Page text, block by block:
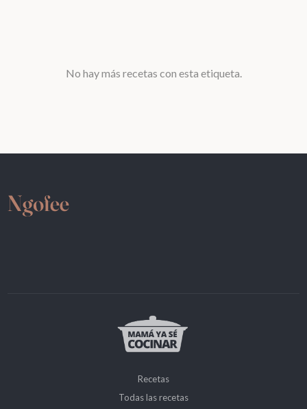
No hay más recetas con esta etiqueta.
Recetas
Todas las recetas